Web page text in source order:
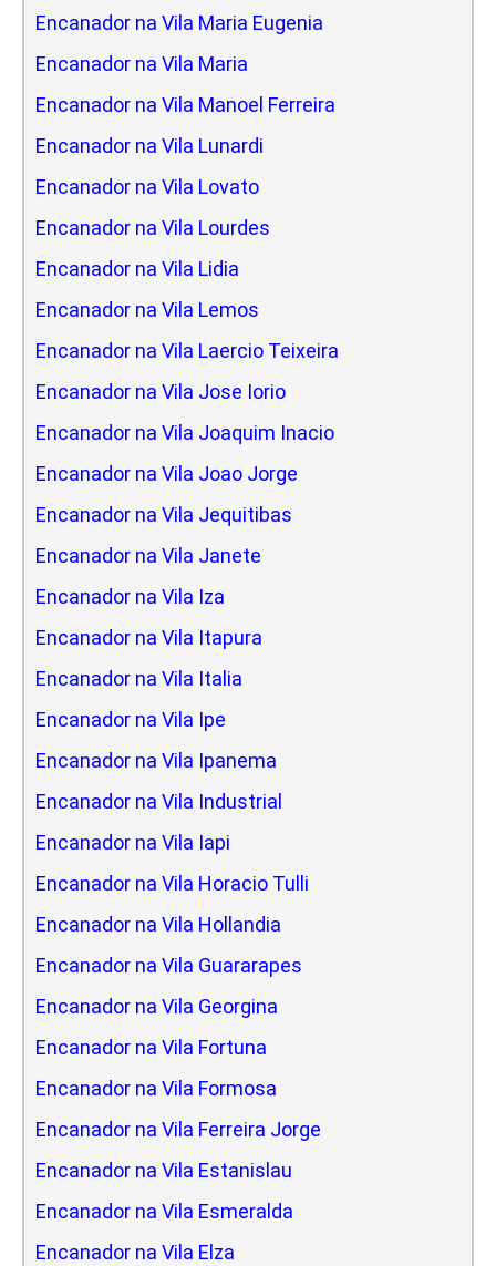
Encanador na Vila Maria Eugenia
Encanador na Vila Maria
Encanador na Vila Manoel Ferreira
Encanador na Vila Lunardi
Encanador na Vila Lovato
Encanador na Vila Lourdes
Encanador na Vila Lidia
Encanador na Vila Lemos
Encanador na Vila Laercio Teixeira
Encanador na Vila Jose Iorio
Encanador na Vila Joaquim Inacio
Encanador na Vila Joao Jorge
Encanador na Vila Jequitibas
Encanador na Vila Janete
Encanador na Vila Iza
Encanador na Vila Itapura
Encanador na Vila Italia
Encanador na Vila Ipe
Encanador na Vila Ipanema
Encanador na Vila Industrial
Encanador na Vila Iapi
Encanador na Vila Horacio Tulli
Encanador na Vila Hollandia
Encanador na Vila Guararapes
Encanador na Vila Georgina
Encanador na Vila Fortuna
Encanador na Vila Formosa
Encanador na Vila Ferreira Jorge
Encanador na Vila Estanislau
Encanador na Vila Esmeralda
Encanador na Vila Elza